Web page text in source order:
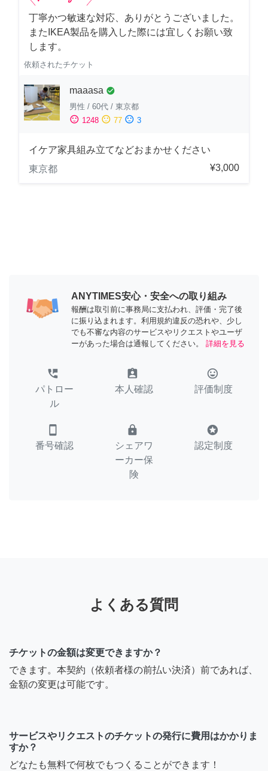
丁寧かつ敏速な対応、ありがとうございました。
またIKEA製品を購入した際には宜しくお願い致
します。
依頼されたチケット
maaasa check_circle
男性 / 60代 / 東京都
sentiment_satisfied 1248 sentiment_neutral 77 sentiment_dissatisfied 3
イケア家具組み立てなどおまかせください
東京都
¥3,000
ANYTIMES安心・安全への取り組み
報酬は取引前に事務局に支払われ、評価・完了後
に振り込まれます。利用規約違反の恐れや、少し
でも不審な内容のサービスやリクエストやユーザ
ーがあった場合は通報してください。
詳細を見る
perm_phone_msg
パトロー
ル
assignment_ind
本人確認
tag_faces
評価制度
smartphone
番号確認
lock
シェアワ
ーカー保
険
stars
認定制度
よくある質問
チケットの金額は変更できますか？
できます。本契約（依頼者様の前払い決済）前であれば、
金額の変更は可能です。
サービスやリクエストのチケットの発行に費用はかかりま
すか？
どなたも無料で何枚でもつくることができます！